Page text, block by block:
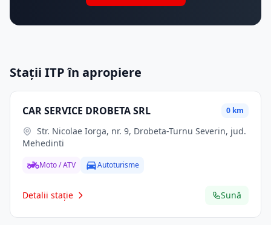
Stații ITP în apropiere
CAR SERVICE DROBETA SRL 0 km
Mehedinti
Moto / ATV Autoturisme
Detalii stație Sună